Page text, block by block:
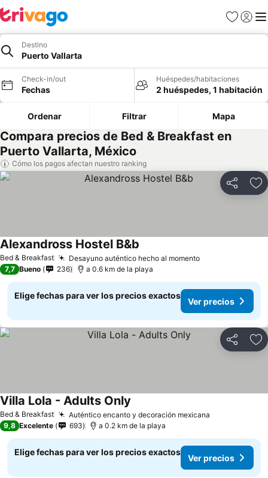
Favoritos
Iniciar
Destino
Puerto Vallarta
Check-in/out
Fechas
Huéspedes/habitaciones
2 huéspedes, 1 habitación
Ordenar Filtrar Mapa
Compara precios de Bed & Breakfast en
Puerto Vallarta, México
Cómo los pagos afectan nuestro ranking
Compartir
Bed & Breakfast Desayuno auténtico hecho al momentoVer precios
Alexandross Hostel B&b
7,7 Bueno 236 a 0.6 km de la playa
Elige fechas para ver los precios exactos
Ver precios
Compartir
Bed & Breakfast Auténtico encanto y decoración mexicana
Villa Lola - Adults Only
9,8 Excelente 693 a 0.2 km de la playa
Elige fechas para ver los precios exactos
Ver precios